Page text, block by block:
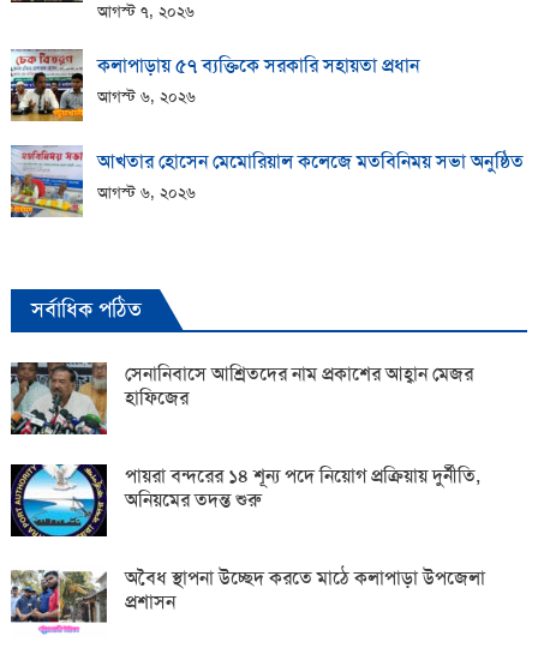
আগস্ট ৭, ২০২৬
কলাপাড়ায় ​৫৭ ব্যক্তিকে সরকারি সহায়তা প্রধান
আগস্ট ৬, ২০২৬
আখতার হোসেন মেমোরিয়াল কলেজে মতবিনিময় সভা অনুষ্ঠিত
আগস্ট ৬, ২০২৬
সর্বাধিক পঠিত
সেনানিবাসে আশ্রিতদের নাম প্রকাশের আহ্বান মেজর
হাফিজের
পায়রা বন্দরের ১৪ শূন্য পদে নিয়োগ প্রক্রিয়ায় দুর্নীতি,
অনিয়মের তদন্ত শুরু
অবৈধ স্থাপনা উচ্ছেদ করতে মাঠে কলাপাড়া উপজেলা
প্রশাসন